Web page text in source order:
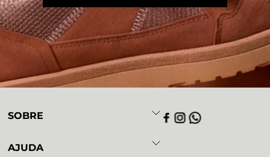
SOBRE
AJUDA